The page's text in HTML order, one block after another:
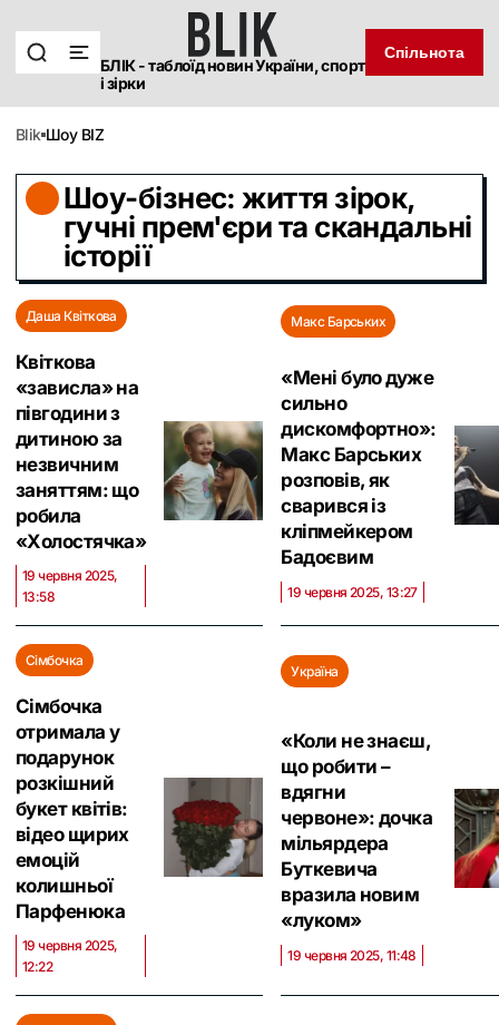
БЛІК - таблоїд новин України, спорт
і зірки
Спільнота
blik Шоу BIZ
Шоу-бізнес: життя зірок,
гучні прем'єри та скандальні
історії
Даша Квіткова
Квіткова
«зависла» на
півгодини з
дитиною за
незвичним
заняттям: що
робила
«Холостячка»
19 червня 2025,
13:58
Макс Барських
«Мені було дуже
сильно
дискомфортно»:
Макс Барських
розповів, як
сварився із
кліпмейкером
Бадоєвим
19 червня 2025, 13:27
Сімбочка
Сімбочка
отримала у
подарунок
розкішний
букет квітів:
відео щирих
емоцій
колишньої
Парфенюка
19 червня 2025,
12:22
Україна
«Коли не знаєш,
що робити –
вдягни
червоне»: дочка
мільярдера
Буткевича
вразила новим
«луком»
19 червня 2025, 11:48